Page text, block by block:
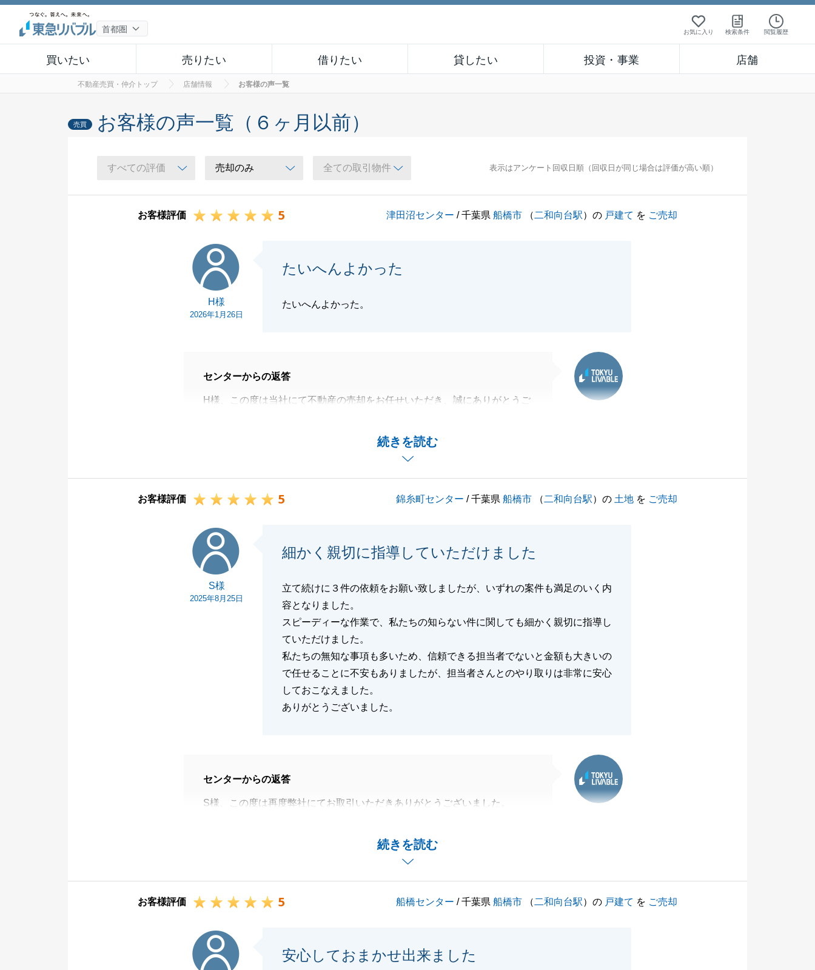
お気に入り 検索条件 閲覧履歴
買いたい 売りたい 借りたい 貸したい 投資・事業 店舗
不動産売買・仲介トップ 店舗情報 お客様の声一覧
売買 お客様の声一覧（６ヶ月以前）
表示はアンケート回収日順（回収日が同じ場合は評価が高い順）
お客様評価 5 津田沼センター / 千葉県船橋市 （ 二和向台駅）の 戸建て を ご売却
H様
2026年1月26日
たいへんよかった
たいへんよかった。
続きを読む
センターからの返答
H様、この度は当社にて不動産の売却をお任せいただき、誠にありがとうご
決済当日も、ご心配をお掛けしましたが、無事に引渡も完了し、安心いたし
ました。改めて、最後まで売却のお手伝いができたことを嬉しく思います。
引き続きよろしくお願いいたします。
お客様評価 5 錦糸町センター / 千葉県船橋市 （ 二和向台駅）の 土地 を ご売却
S様
2025年8月25日
細かく親切に指導していただけました
立て続けに３件の依頼をお願い致しましたが、いずれの案件も満足のいく内
容となりました。
スピーディーな作業で、私たちの知らない件に関しても細かく親切に指導し
ていただけました。
私たちの無知な事項も多いため、信頼できる担当者でないと金額も大きいの
で任せることに不安もありましたが、担当者さんとのやり取りは非常に安心
しておこなえました。
ありがとうございました。
続きを読む
センターからの返答
S様、この度は再度弊社にてお取引いただきありがとうございました。
今後も不動産に関するご相談やご相続などに際してのお悩み事など、何かお
閉じる
お客様評価 5 船橋センター / 千葉県船橋市 （ 二和向台駅）の 戸建て を ご売却
安心しておまかせ出来ました